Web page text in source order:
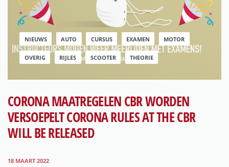
NIEUWS AUTO CURSUS EXAMEN MOTOR
OVERIG RIJLES SCOOTER THEORIE
CORONA MAATREGELEN CBR WORDEN
VERSOEPELT CORONA RULES AT THE CBR
WILL BE RELEASED
18 MAART 2022